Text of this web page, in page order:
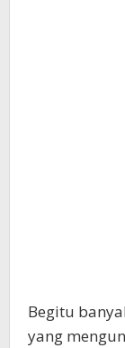
Begitu
yang